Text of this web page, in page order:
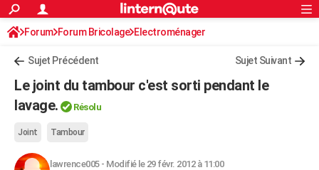
ACTUALITÉS
Politique
Société
Faits Divers
Education
Monde
Villes
+
Programme TV
TNTStreaming
Cinéma
Sorties cinéma
Musique
+FINANCE
Retraite
Impôts
Epargne
Immobilier
Risques naturels par ville
Banque
Assurance
Crédit
AUTO
Essais
Réserver un essai
Citadines
Berlines
SUV
Forum auto
HIGH-TECH
S'inscrire
Connexion
Forum Forum Bricolage Electroménager
Sujet Précédent Sujet Suivant
Le joint du tambour c'est sorti pendant le
lavage.
Résolu
Joint Tambour
lawrence005- Modifié le 29 févr. 2012 à 11:00